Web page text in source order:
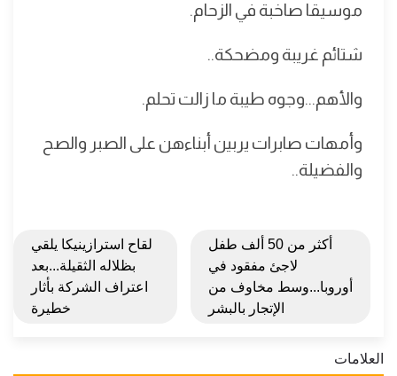
موسيقا صاخبة في الزحام.
شتائم غريبة ومضحكة..
والأهم...وجوه طيبة ما زالت تحلم.
وأمهات صابرات يربين أبناءهن على الصبر والصح
والفضيلة..
أكثر من 50 ألف طفل
لاجئ مفقود في
أوروبا...وسط مخاوف من
الإتجار بالبشر
لقاح استرازينيكا يلقي
بظلاله الثقيلة...بعد
اعتراف الشركة بأثار
خطيرة
العلامات